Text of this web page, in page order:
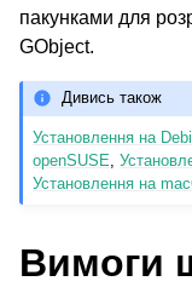
пакунками для
GObject.
Дивись також
Установлення на
openSUSE ,
Установлення на
Вимоги